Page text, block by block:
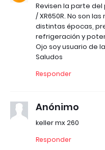
Revisen la parte del
/ XR650R. No son
distintas épocas,
refrigeración y
Ojo soy usuario de
Saludos
Responder
Anónimo
keller mx 260
Responder